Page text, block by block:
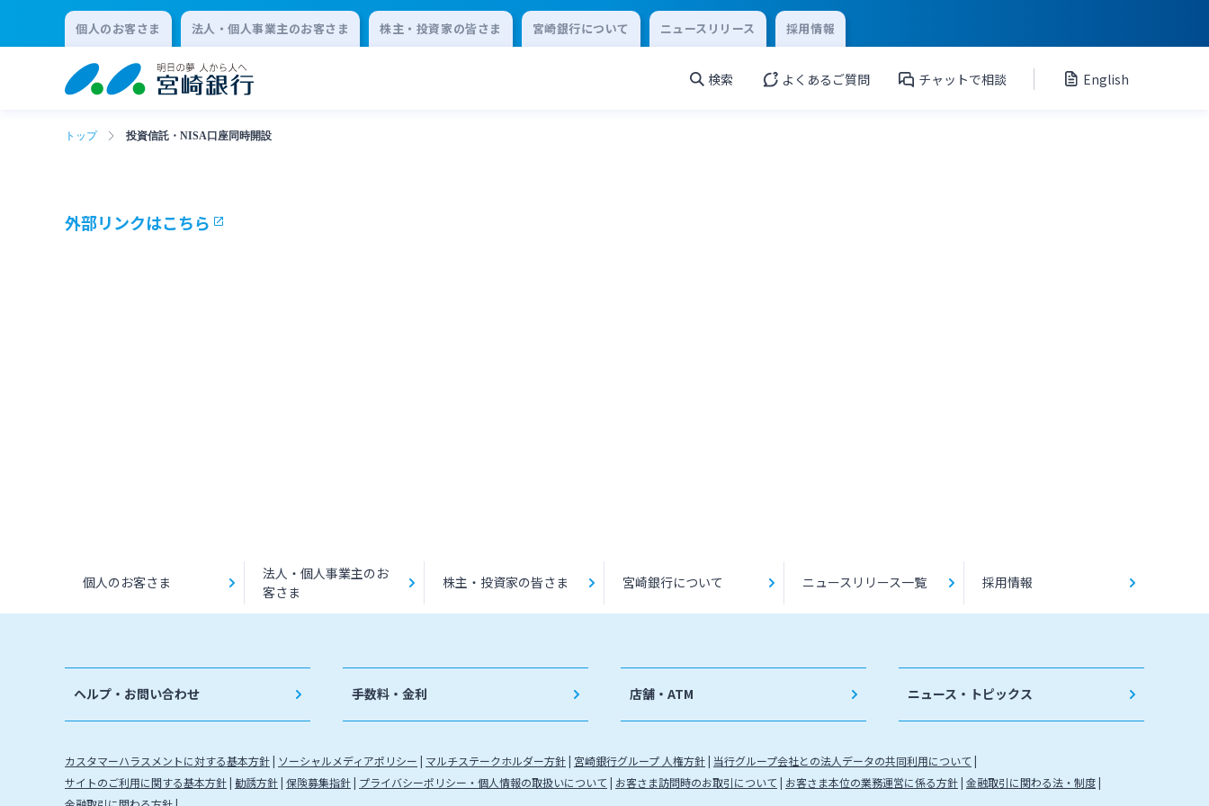
個人のお客さま 法人・個人事業主のお客さま 株主・投資家の皆さま 宮崎銀行について ニュースリリース 採用情報
検索 よくあるご質問 チャットで相談 English
トップ 投資信託・NISA口座同時開設
外部リンクはこちら
個人のお客さま
法人・個人事業主のお
客さま
株主・投資家の皆さま 宮崎銀行について ニュースリリース一覧 採用情報
ヘルプ・お問い合わせ 手数料・金利 店舗・ATM ニュース・トピックス
カスタマーハラスメントに対する基本方針 ソーシャルメディアポリシー マルチステークホルダー方針 宮崎銀行グループ 人権方針 当行グループ会社との法人データの共同利用について
サイトのご利用に関する基本方針 勧誘方針 保険募集指針 プライバシーポリシー・個人情報の取扱いについて お客さま訪問時のお取引について お客さま本位の業務運営に係る方針 金融取引に関わる法・制度